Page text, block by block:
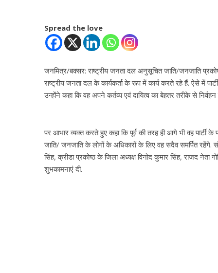
Spread the love
जनमित्र/बक्सर: राष्ट्रीय जनता दल अनुसूचित जाति/जनजाति
राष्ट्रीय जनता दल के कार्यकर्ता के रूप में कार्य करते रहे हैं. ऐसे में
उन्होंने कहा कि वह अपने कर्तव्य एवं दायित्व का बेहतर तरीके से
पर आभार व्यक्त करते हुए कहा कि पूर्व की तरह ही आगे भी वह
जाति/ जनजाति के लोगों के अधिकारों के लिए वह सदैव समर्पित रहेंगे.
सिंह, क्रीडा प्रकोष्ठ के जिला अध्यक्ष विनोद कुमार सिंह, राजद नेता
शुभकामनाएं दी.